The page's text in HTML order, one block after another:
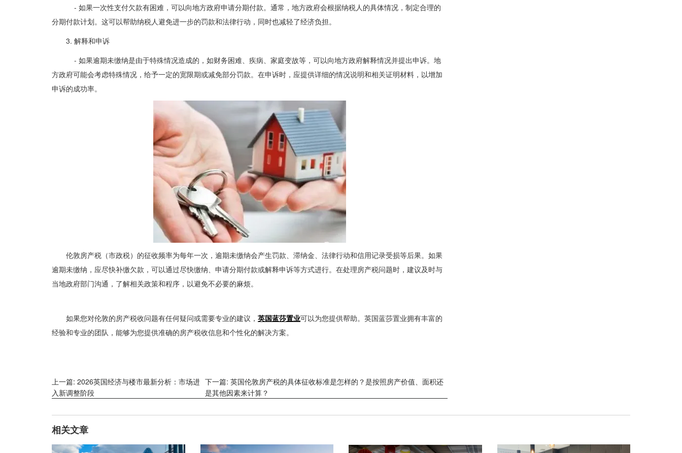
- 如果一次性支付欠款有困难，可以向地方政府申请分期付款。通常，地方政府会根据纳税人的具体情况，制定合理的
分期付款计划。这可以帮助纳税人避免进一步的罚款和法律行动，同时也减轻了经济负担。
3. 解释和申诉
- 如果逾期未缴纳是由于特殊情况造成的，如财务困难、疾病、家庭变故等，可以向地方政府解释情况并提出申诉。地
方政府可能会考虑特殊情况，给予一定的宽限期或减免部分罚款。在申诉时，应提供详细的情况说明和相关证明材料，以增加
申诉的成功率。
伦敦房产税（市政税）的征收频率为每年一次，逾期未缴纳会产生罚款、滞纳金、法律行动和信用记录受损等后果。如果
逾期未缴纳，应尽快补缴欠款，可以通过尽快缴纳、申请分期付款或解释申诉等方式进行。在处理房产税问题时，建议及时与
当地政府部门沟通，了解相关政策和程序，以避免不必要的麻烦。
如果您对伦敦的房产税收问题有任何疑问或需要专业的建议， 英国蓝莎置业可以为您提供帮助。英国蓝莎置业拥有丰富的
经验和专业的团队，能够为您提供准确的房产税收信息和个性化的解决方案。
上一篇: 2026英国经济与楼市最新分析：市场进
入新调整阶段
下一篇: 英国伦敦房产税的具体征收标准是怎样的？是按照房产价值、面积还
是其他因素来计算？
相关文章